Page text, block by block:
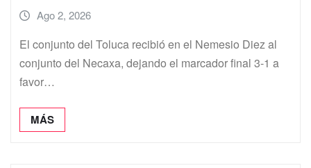
Ago 2, 2026
El conjunto del Toluca recibió en el Nemesio Diez al
conjunto del Necaxa, dejando el marcador final 3-1 a
favor…
MÁS